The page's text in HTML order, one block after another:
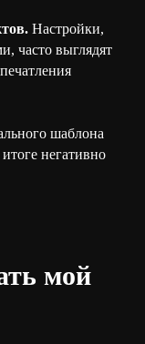
Настройки,
часто выглядят
шаблона
негативно
мой